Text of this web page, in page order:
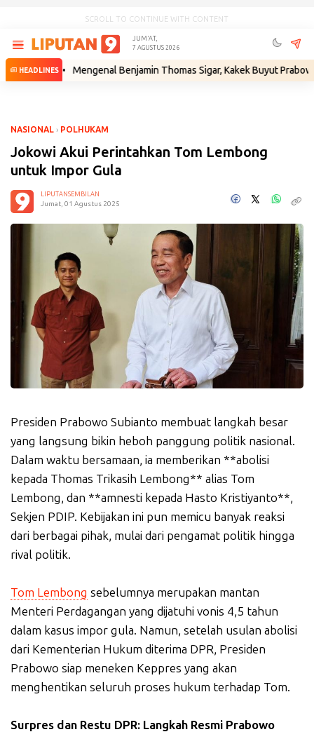
SCROLL TO CONTINUE WITH CONTENT
JUM'AT,
7 AGUSTUS 2026
HEADLINES
• Mengenal Benjamin Thomas Sigar, Kakek Buyut Prabowo dari
NASIONAL › POLHUKAM
Jokowi Akui Perintahkan Tom Lembong
untuk Impor Gula
LIPUTANSEMBILAN
Jumat, 01 Agustus 2025
Presiden Prabowo Subianto membuat langkah besar
yang langsung bikin heboh panggung politik nasional.
Dalam waktu bersamaan, ia memberikan **abolisi
kepada Thomas Trikasih Lembong** alias Tom
Lembong, dan **amnesti kepada Hasto Kristiyanto**,
Sekjen PDIP. Kebijakan ini pun memicu banyak reaksi
dari berbagai pihak, mulai dari pengamat politik hingga
rival politik.
Tom Lembong sebelumnya merupakan mantan
Menteri Perdagangan yang dijatuhi vonis 4,5 tahun
dalam kasus impor gula. Namun, setelah usulan abolisi
dari Kementerian Hukum diterima DPR, Presiden
Prabowo siap meneken Keppres yang akan
menghentikan seluruh proses hukum terhadap Tom.
Surpres dan Restu DPR: Langkah Resmi Prabowo